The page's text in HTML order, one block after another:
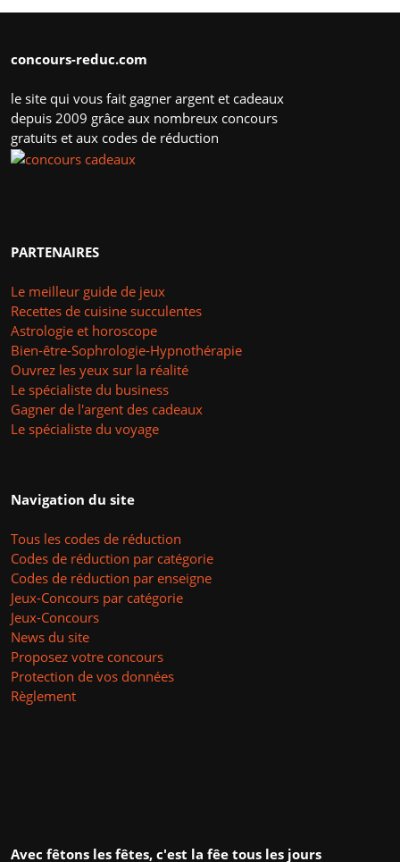
concours-reduc.com
le site qui vous fait gagner argent et cadeaux
depuis 2009 grâce aux nombreux concours
gratuits et aux codes de réduction
PARTENAIRES
Le meilleur guide de jeux
Recettes de cuisine succulentes
Astrologie et horoscope
Bien-être-Sophrologie-Hypnothérapie
Ouvrez les yeux sur la réalité
Le spécialiste du business
Gagner de l'argent des cadeaux
Le spécialiste du voyage
Navigation du site
Tous les codes de réduction
Codes de réduction par catégorie
Codes de réduction par enseigne
Jeux-Concours par catégorie
Jeux-Concours
News du site
Proposez votre concours
Protection de vos données
Règlement
Avec fêtons les fêtes, c'est la fêe tous les jours